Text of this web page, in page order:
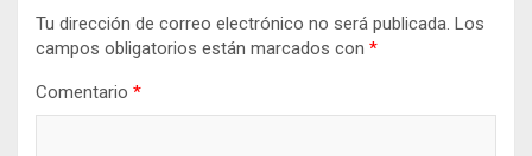
Tu dirección de correo electrónico no será publicada. Los
campos obligatorios están marcados con *
Comentario *